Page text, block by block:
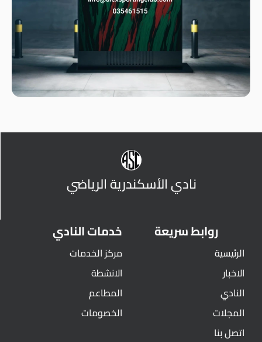
نادي الأسكندرية الرياضي
روابط سريعة
الرئيسية
الاخبار
النادي
المجلات
اتصل بنا
خدمات النادي
مركز الخدمات
الانشطة
المطاعم
الخصومات